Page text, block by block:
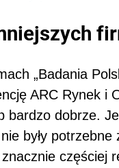
„Badania
ARC Rynek i
bardzo dobrze.
były
częściej